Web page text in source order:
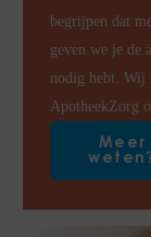
begrijpen dat
geven we je de
nodig hebt.
ApotheekZorg
Meer